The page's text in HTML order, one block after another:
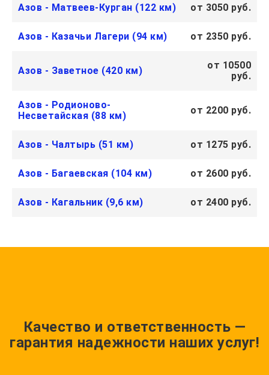
Азов - Матвеев-Курган (122 км) от 3050 руб.
Азов - Казачьи Лагери (94 км) от 2350 руб.
Азов - Заветное (420 км)
от 10500
руб.
Азов - Родионово-
Несветайская (88 км)
от 2200 руб.
Азов - Чалтырь (51 км) от 1275 руб.
Азов - Багаевская (104 км) от 2600 руб.
Азов - Кагальник (9,6 км) от 2400 руб.
Качество и ответственность —
гарантия надежности наших услуг!